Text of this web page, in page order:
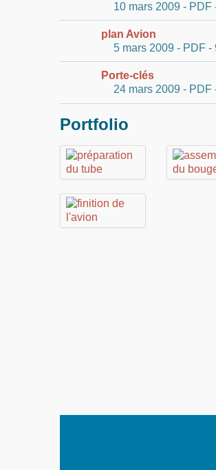
10 mars 2009 - PDF
plan Avion
5 mars 2009 - PDF -
Porte-clés
24 mars 2009 - PDF
Portfolio